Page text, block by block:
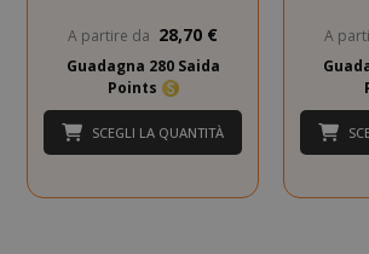
A partire da 28,70 €
Guadagna 280 Saida
Points
SCEGLI LA QUANTITÀ
A
SADEVSESSID